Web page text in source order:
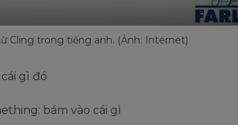
Cling trong tiếng anh. (Ảnh: Internet)
gì đó
bám vào cái gì